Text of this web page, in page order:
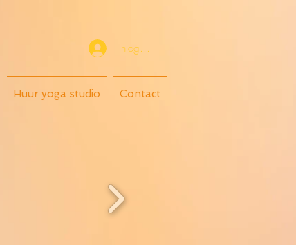
Inloggen
Huur yoga studio Contact